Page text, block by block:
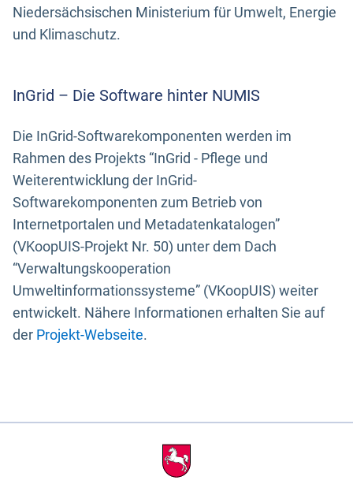
Niedersächsischen Ministerium für Umwelt, Energie
und Klimaschutz.
InGrid – Die Software hinter NUMIS
Die InGrid-Softwarekomponenten werden im
Rahmen des Projekts “InGrid - Pflege und
Weiterentwicklung der InGrid-
Softwarekomponenten zum Betrieb von
Internetportalen und Metadatenkatalogen”
(VKoopUIS-Projekt Nr. 50) unter dem Dach
“Verwaltungskooperation
Umweltinformationssysteme” (VKoopUIS) weiter
entwickelt. Nähere Informationen erhalten Sie auf
der Projekt-Webseite.